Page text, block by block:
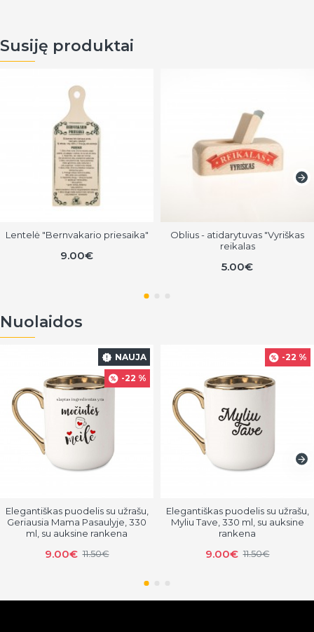
Susiję produktai
Lentelė "Bernvakario priesaika"
9.00€
Oblius - atidarytuvas "Vyriškas
reikalas
5.00€
Nuolaidos
NAUJA
-22 %
Elegantiškas puodelis su užrašu,
Geriausia Mama Pasaulyje, 330
ml, su auksine rankena
9.00€ 11.50€
-22 %
Elegantiškas puodelis su užrašu,
Myliu Tave, 330 ml, su auksine
rankena
9.00€ 11.50€